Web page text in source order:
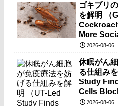
ゴキブリ
を解明 （
More
2026-08-06
休眠がん
る仕組み
Study
Cells
Disarm
2026-08-06